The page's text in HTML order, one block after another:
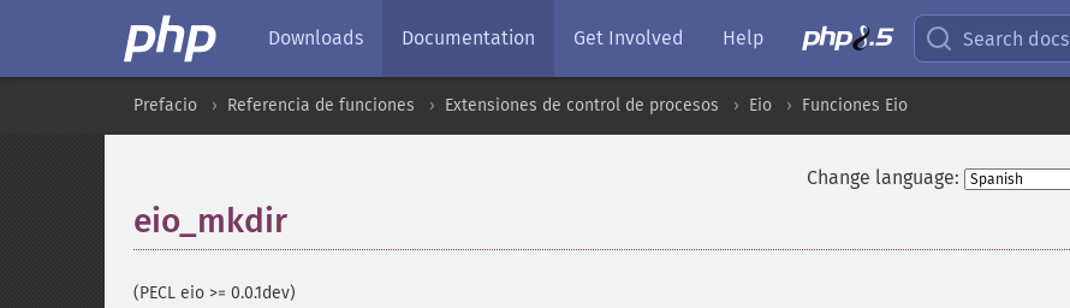
Downloads Documentation Get Involved Help Search docs
Prefacio Referencia de funciones Extensiones de control de procesos Eio Funciones Eio
Change language:
eio_mkdir
(PECL eio >= 0.0.1dev)